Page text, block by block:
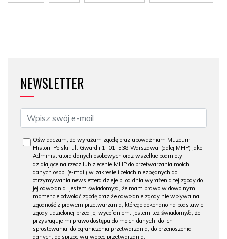
NEWSLETTER
Oświadczam, że wyrażam zgodę oraz upoważniam Muzeum
Historii Polski, ul. Gwardii 1, 01-538 Warszawa, (dalej MHP) jako
Administratora danych osobowych oraz wszelkie podmioty
działające na rzecz lub zlecenie MHP do przetwarzania moich
danych osob. (e-mail) w zakresie i celach niezbędnych do
otrzymywania newslettera dzieje.pl od dnia wyrażenia tej zgody do
jej odwołania. Jestem świadomy/a, że mam prawo w dowolnym
momencie odwołać zgodę oraz że odwołanie zgody nie wpływa na
zgodność z prawem przetwarzania, którego dokonano na podstawie
zgody udzielonej przed jej wycofaniem. Jestem też świadomy/a, że
przysługuje mi prawo dostępu do moich danych, do ich
sprostowania, do ograniczenia przetwarzania, do przenoszenia
danych, do sprzeciwu wobec przetwarzania.